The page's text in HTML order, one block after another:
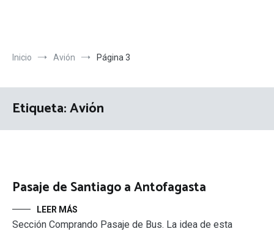
Inicio Avión Página 3
Etiqueta:Avión
Pasaje de Santiago a Antofagasta
LEER MÁS
Sección Comprando Pasaje de Bus. La idea de esta